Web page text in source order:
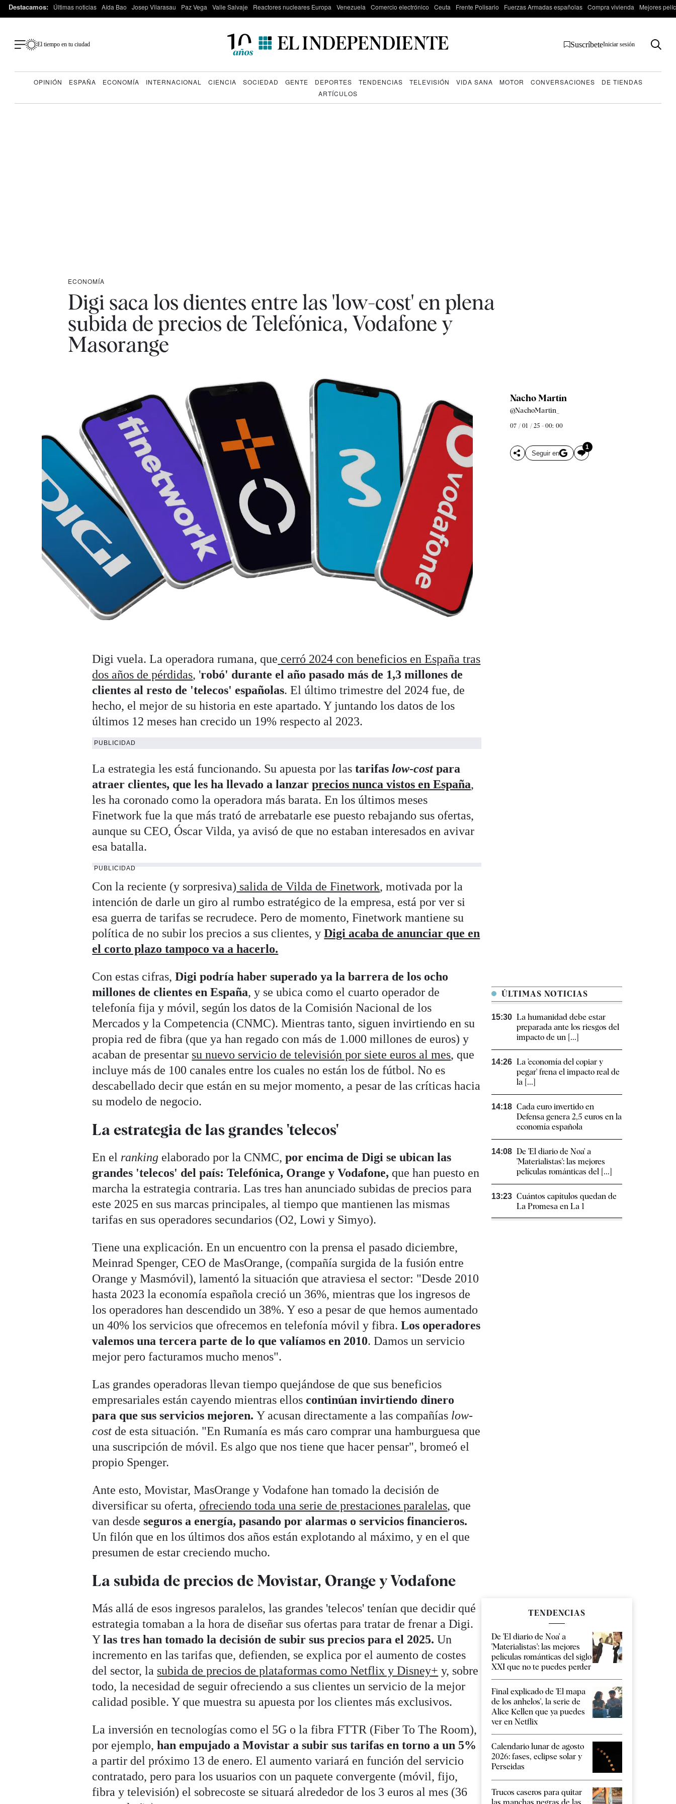
Destacamos: Últimas noticias Aída Bao Josep Vilarasau Paz Vega Valle Salvaje Reactores nucleares Europa Venezuela Comercio electrónico Ceuta Frente Polisario Fuerzas Armadas españolas Compra vivienda Mejores
El tiempo en tu ciudad SuscríbeteIniciar sesión
OPINIÓN ESPAÑA ECONOMÍA INTERNACIONAL CIENCIA SOCIEDAD GENTE DEPORTES TENDENCIAS TELEVISIÓN VIDA SANA MOTOR CONVERSACIONES
DE TIENDAS
ARTÍCULOS
ECONOMÍA
Digi saca los dientes entre las 'low-cost' en plena
subida de precios de Telefónica, Vodafone y
Masorange
Nacho Martín
@NachoMartin_
07 / 01 / 25 - 00: 00
Seguir en
1
Digi vuela. La operadora rumana, que cerró 2024 con beneficios en España tras
dos años de pérdidas, 'robó' durante el año pasado más de 1,3 millones de
clientes al resto de 'telecos' españolas. El último trimestre del 2024 fue, de
hecho, el mejor de su historia en este apartado. Y juntando los datos de los
últimos 12 meses han crecido un 19% respecto al 2023.
PUBLICIDAD
La estrategia les está funcionando. Su apuesta por lastarifaslow-costpara
atraer clientes, que les ha llevado a lanzarprecios nunca vistos en España,
les ha coronado como la operadora más barata. En los últimos meses
Finetwork fue la que más trató de arrebatarle ese puesto rebajando sus ofertas,
aunque su CEO, Óscar Vilda, ya avisó de que no estaban interesados en avivar
esa batalla.
PUBLICIDAD
Con la reciente (y sorpresiva) salida de Vilda de Finetwork, motivada por la
intención de darle un giro al rumbo estratégico de la empresa, está por ver si
esa guerra de tarifas se recrudece. Pero de momento, Finetwork mantiene su
política de no subir los precios a sus clientes, yDigi acaba de anunciar que en
el corto plazo tampoco va a hacerlo.
Con estas cifras,Digi podría haber superado ya la barrera de los ocho
millones de clientes en España, y se ubica como el cuarto operador de
telefonía fija y móvil, según los datos de la Comisión Nacional de los
Mercados y la Competencia (CNMC). Mientras tanto, siguen invirtiendo en su
propia red de fibra (que ya han regado con más de 1.000 millones de euros) y
acaban de presentar su nuevo servicio de televisión por siete euros al mes, que
incluye más de 100 canales entre los cuales no están los de fútbol. No es
descabellado decir que están en su mejor momento, a pesar de las críticas hacia
su modelo de negocio.
La estrategia de las grandes 'telecos'
En el ranking elaborado por la CNMC,por encima de Digi se ubican las
grandes 'telecos' del país: Telefónica, Orange y Vodafone, que han puesto en
marcha la estrategia contraria. Las tres han anunciado subidas de precios para
este 2025 en sus marcas principales, al tiempo que mantienen las mismas
tarifas en sus operadores secundarios (O2, Lowi y Simyo).
Tiene una explicación. En un encuentro con la prensa el pasado diciembre,
Meinrad Spenger, CEO de MasOrange, (compañía surgida de la fusión entre
Orange y Masmóvil), lamentó la situación que atraviesa el sector: "Desde 2010
hasta 2023 la economía española creció un 36%, mientras que los ingresos de
los operadores han descendido un 38%. Y eso a pesar de que hemos aumentado
un 40% los servicios que ofrecemos en telefonía móvil y fibra.Los operadores
valemos una tercera parte de lo que valíamos en 2010. Damos un servicio
mejor pero facturamos mucho menos".
Las grandes operadoras llevan tiempo quejándose de que sus beneficios
empresariales están cayendo mientras elloscontinúan invirtiendo dinero
para que sus servicios mejoren.Y acusan directamente a las compañías low-
cost de esta situación. "En Rumanía es más caro comprar una hamburguesa que
una suscripción de móvil. Es algo que nos tiene que hacer pensar", bromeó el
propio Spenger.
Ante esto, Movistar, MasOrange y Vodafone han tomado la decisión de
diversificar su oferta, ofreciendo toda una serie de prestaciones paralelas, que
van desdeseguros a energía, pasando por alarmas o servicios financieros.
Un filón que en los últimos dos años están explotando al máximo, y en el que
presumen de estar creciendo mucho.
La subida de precios de Movistar, Orange y Vodafone
Más allá de esos ingresos paralelos, las grandes 'telecos' tenían que decidir qué
estrategia tomaban a la hora de diseñar sus ofertas para tratar de frenar a Digi.
Ylas tres han tomado la decisión de subir sus precios para el 2025. Un
incremento en las tarifas que, defienden, se explica por el aumento de costes
del sector, la subida de precios de plataformas como Netflix y Disney+ y, sobre
todo, la necesidad de seguir ofreciendo a sus clientes un servicio de la mejor
calidad posible. Y que muestra su apuesta por los clientes más exclusivos.
La inversión en tecnologías como el 5G o la fibra FTTR (Fiber To The Room),
por ejemplo,han empujado a Movistar a subir sus tarifas en torno a un 5%
a partir del próximo 13 de enero. El aumento variará en función del servicio
contratado, pero para los usuarios con un paquete convergente (móvil, fijo,
fibra y televisión) el sobrecoste se situará alrededor de los 3 euros al mes (36
ÚLTIMAS NOTICIAS
15:30 La humanidad debe estar
preparada ante los riesgos del
impacto de un [...]
14:26 La 'economía del copiar y
pegar' frena el impacto real de
la [...]
14:18 Cada euro invertido en
Defensa genera 2,5 euros en la
economía española
14:08 De 'El diario de Noa' a
'Materialistas': las mejores
películas románticas del [...]
13:23 Cuántos capítulos quedan de
La Promesa en La 1
TENDENCIAS
De 'El diario de Noa' a
'Materialistas': las mejores
películas románticas del siglo
XXI que no te puedes perder
Final explicado de 'El mapa
de los anhelos', la serie de
Alice Kellen que ya puedes
ver en Netflix
Calendario lunar de agosto
2026: fases, eclipse solar y
Perseidas
Trucos caseros para quitar
las manchas negras de las